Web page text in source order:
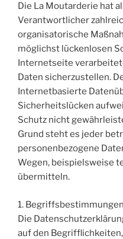
Die La Moutarderie hat
Verantwortlicher
organisatorische
möglichst lückenlosen
Internetseite
Daten sicherzustellen.
Internetbasierte
Sicherheitslücken
Schutz nicht
Grund steht es jeder
personenbezogene
Wegen, beispielsweise
übermitteln.
1. Begriffsbestimmungen
Die
auf den